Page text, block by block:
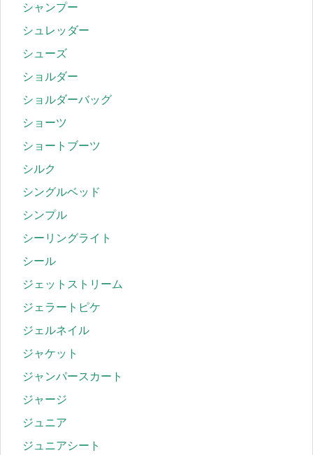
シャンプー
シュレッダー
シューズ
ショルダー
ショルダーバッグ
ショーツ
ショートブーツ
シルク
シングルベッド
シンプル
シーリングライト
シール
ジェットストリーム
ジェラートピケ
ジェルネイル
ジャケット
ジャンパースカート
ジャージ
ジュニア
ジュニアシート